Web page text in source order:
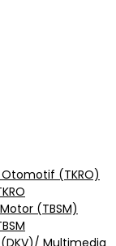
(TKRO)
(TBSM)
Multimedia